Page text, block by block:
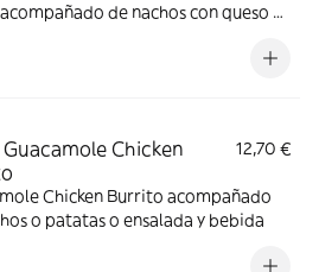
de nachos con queso o
una Quesadilla Deluxe partida en 4
Guacamole Chicken
12,70 €
Chicken Burrito acompañado
o patatas o ensalada y bebida